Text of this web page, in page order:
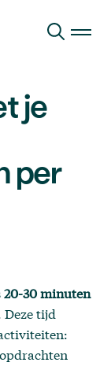
je
per
20-30 minuten
tijd